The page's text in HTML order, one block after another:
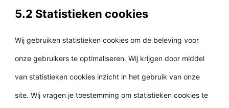
5.2 Statistieken cookies
Wij gebruiken statistieken cookies om de beleving voor
onze gebruikers te optimaliseren. Wij krijgen door middel
van statistieken cookies inzicht in het gebruik van onze
site. Wij vragen je toestemming om statistieken cookies te